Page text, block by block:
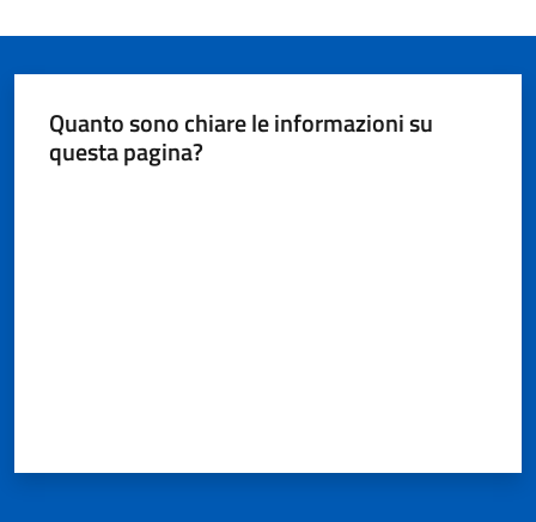
Seguici
Quanto sono chiare le informazioni su
questa pagina?